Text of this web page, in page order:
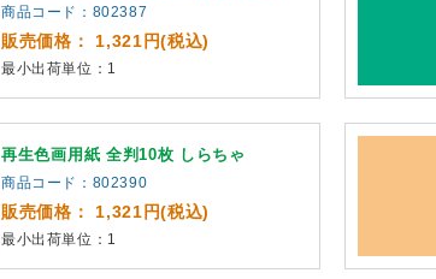
商品コード：802387
販売価格： 1,321円(税込)
最小出荷単位：1
再生色画用紙 全判10枚 しらちゃ
商品コード：802390
販売価格： 1,321円(税込)
最小出荷単位：1